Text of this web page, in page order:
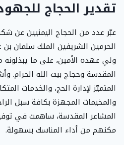
تقدير الحجاج
عبّر عدد من الحجاج اليمنيين عن
الحرمين الشريفين الملك سلمان
ولي عهده الأمين، على ما
المقدسة وحجاج بيت الله الحرام.
المتميّز لإدارة الحج، والخدمات
والمخيمات المجهزة بكافة سبل
المشاعر المقدسة، ساهمت في
مكنهم من أداء المناسك بسهولة.